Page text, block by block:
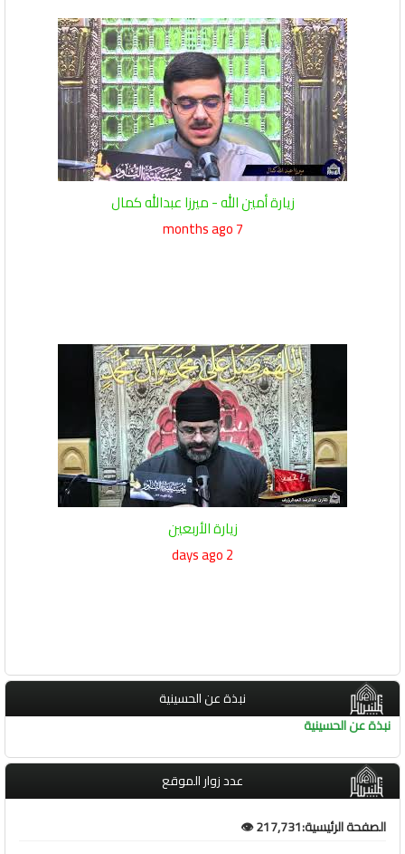
زيارة أمين الله - ميرزا عبدالله كمال
7 months ago
زيارة الأربعين
2 days ago
نبذة عن الحسينية
نبذة عن الحسينية
عدد زوار الموقع
الصفحة الرئيسية:217,731 👁️